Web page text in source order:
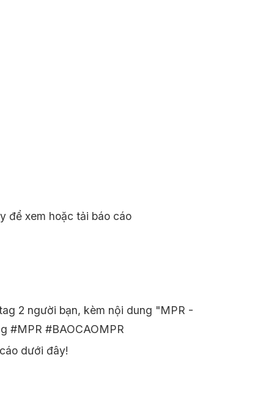
để xem hoặc tải báo cáo
2 người bạn, kèm nội dung "MPR -
#MPR #BAOCAOMPR
dưới đây!